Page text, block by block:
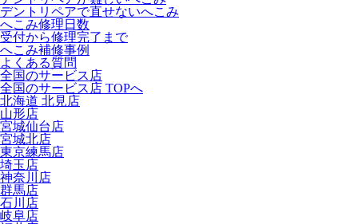
デントリペアで直せないへこみ
へこみ修理日数
受付から修理完了まで
へこみ補修事例
よくある質問
全国のサービス店
全国のサービス店 TOPへ
北海道 北見店
山形店
宮城仙台店
宮城北店
東京練馬店
埼玉店
神奈川店
群馬店
石川店
岐阜店